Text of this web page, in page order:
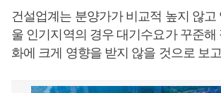
건설업계는 분양가가 비교적 높지 않고
울 인기지역의 경우 대기수요가 꾸준해
화에 크게 영향을 받지 않을 것으로 보